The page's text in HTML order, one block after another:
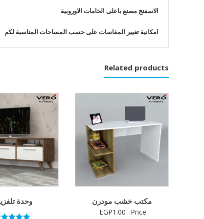
الاسفنج مصنع باعلى الخامات الاوروبية
امكانية تغيير المقاسات على حسب المساحات المناسبة لكم
Related products
مكتب خشب مودرن
Price:
EGP1.00
وحدة